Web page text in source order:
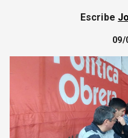
CORREO
Escribe
09/